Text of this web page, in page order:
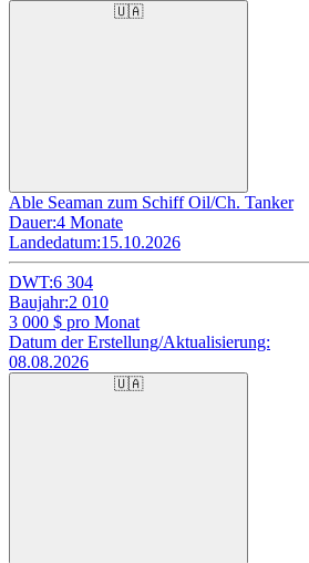
🇺🇦
Able Seaman zum Schiff Oil/Ch. Tanker
Dauer:4 Monate
Landedatum:15.10.2026
DWT:6 304
Baujahr:2 010
3 000 $ pro Monat
Datum der Erstellung/Aktualisierung:
08.08.2026
🇺🇦